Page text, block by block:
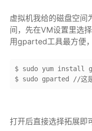
虚拟机我给的磁盘空间
间，先在VM设置里选
用gparted工具最方便
$ sudo yum install
打开后直接选择拓展即